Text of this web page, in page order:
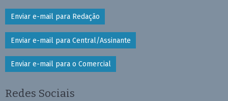
Enviar e-mail para Redação
Enviar e-mail para Central/Assinante
Enviar e-mail para o Comercial
Redes Sociais